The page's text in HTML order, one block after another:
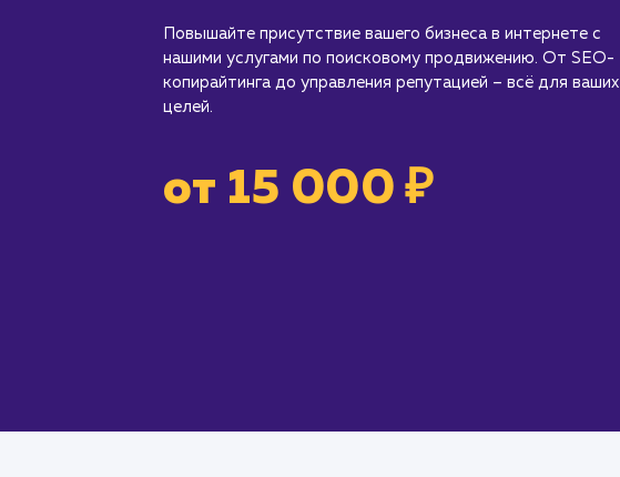
Повышайте присутствие вашего бизнеса в интернете с
нашими услугами по поисковому продвижению. От SEO-
копирайтинга до управления репутацией – всё для ваших
целей.
от 15 000 ₽